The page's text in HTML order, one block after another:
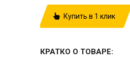
Купить в 1 клик
КРАТКО О ТОВАРЕ: